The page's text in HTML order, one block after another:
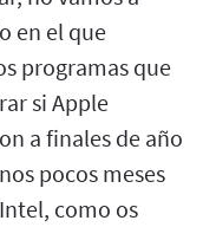
en el que
programas que
si Apple
a finales de año
pocos meses
como os